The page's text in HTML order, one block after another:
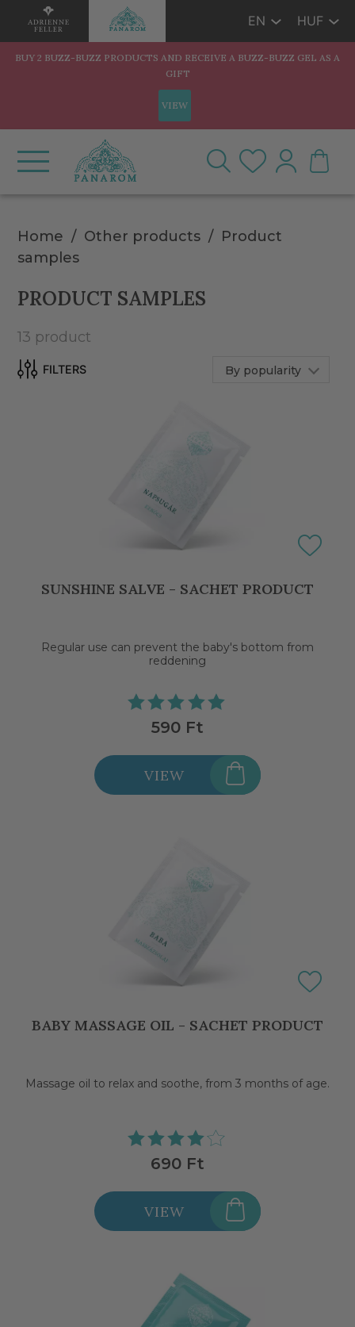
EN HUF
BUY 2 BUZZ-BUZZ PRODUCTS AND RECEIVE A BUZZ-BUZZ GEL AS A
GIFT
VIEW
Home Other products
Product
samples
PRODUCT SAMPLES
13 product
By popularity
SUNSHINE SALVE - SACHET PRODUCT
Regular use can prevent the baby's bottom from
reddening
590 Ft
VIEW
BABY MASSAGE OIL - SACHET PRODUCT
Massage oil to relax and soothe, from 3 months of age.
690 Ft
VIEW